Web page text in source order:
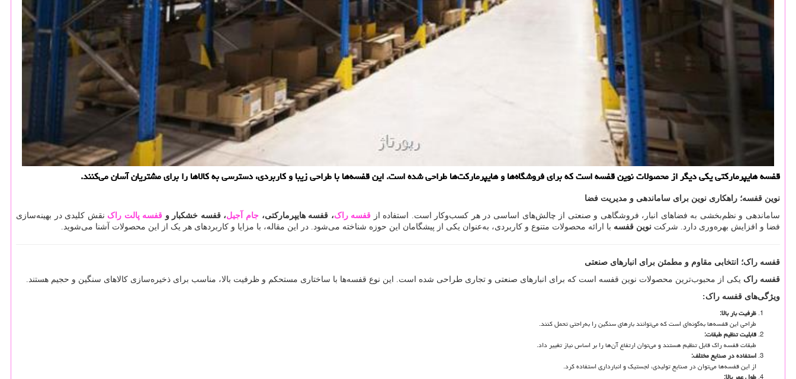
قفسه هایپرمارکتی یکی دیگر از محصولات نوین قفسه است که برای فروشگاه‌ها و هایپرمارکت‌ها طراحی شده است. این قفسه‌ها با طراحی زیبا و کاربردی، دسترسی به کالاها را برای مشتریان آسان می‌کنند.
نوین قفسه؛ راهکاری نوین برای ساماندهی و مدیریت فضا
ساماندهی و نظم‌بخشی به فضاهای انبار، فروشگاهی و صنعتی از چالش‌های اساسی در هر کسب‌وکار است. استفاده از قفسه راک، قفسه هایپرمارکتی، جام آجیل، قفسه خشکبار و قفسه پالت راک نقش کلیدی در بهینه‌سازی
فضا و افزایش بهره‌وری دارد. شرکت نوین قفسه با ارائه محصولات متنوع و کاربردی، به‌عنوان یکی از پیشگامان این حوزه شناخته می‌شود. در این مقاله، با مزایا و کاربردهای هر یک از این محصولات آشنا می‌شوید.
قفسه راک؛ انتخابی مقاوم و مطمئن برای انبارهای صنعتی
قفسه راک یکی از محبوب‌ترین محصولات نوین قفسه است که برای انبارهای صنعتی و تجاری طراحی شده است. این نوع قفسه‌ها با ساختاری مستحکم و ظرفیت بالا، مناسب برای ذخیره‌سازی کالاهای سنگین و حجیم هستند.
ویژگی‌های قفسه راک:
ظرفیت بار بالا:
طراحی این قفسه‌ها به‌گونه‌ای است که می‌توانند بارهای سنگین را به‌راحتی تحمل کنند.
قابلیت تنظیم طبقات:
طبقات قفسه راک قابل تنظیم هستند و می‌توان ارتفاع آن‌ها را بر اساس نیاز تغییر داد.
استفاده در صنایع مختلف:
از این قفسه‌ها می‌توان در صنایع تولیدی، لجستیک و انبارداری استفاده کرد.